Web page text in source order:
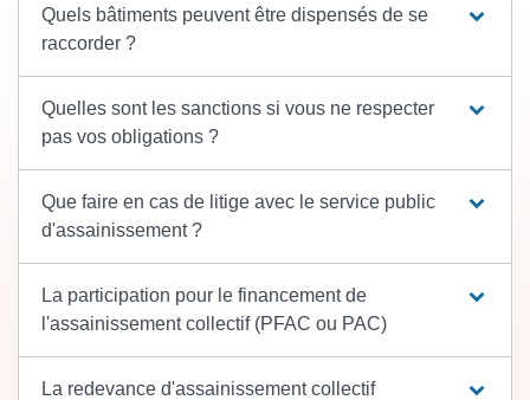
Quels bâtiments peuvent être dispensés de se
raccorder ?
Quelles sont les sanctions si vous ne respecter
pas vos obligations ?
Que faire en cas de litige avec le service public
d'assainissement ?
La participation pour le financement de
l'assainissement collectif (PFAC ou PAC)
La redevance d'assainissement collectif